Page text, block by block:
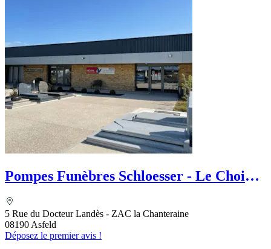
Pompes Funèbres Schloesser - Le Choix
5 Rue du Docteur Landès - ZAC la Chanteraine
08190 Asfeld
Déposez le premier avis !